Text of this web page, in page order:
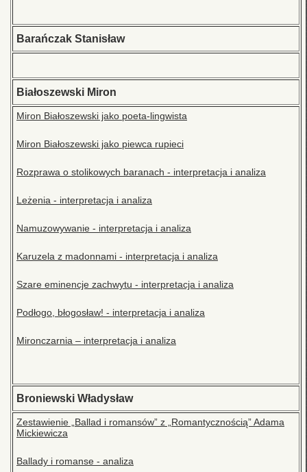
Barańczak Stanisław
Białoszewski Miron
Miron Białoszewski jako poeta-lingwista
Miron Białoszewski jako piewca rupieci
Rozprawa o stolikowych baranach - interpretacja i analiza
Leżenia - interpretacja i analiza
Namuzowywanie - interpretacja i analiza
Karuzela z madonnami - interpretacja i analiza
Szare eminencje zachwytu - interpretacja i analiza
Podłogo, błogosław! - interpretacja i analiza
Mironczarnia – interpretacja i analiza
Broniewski Władysław
Zestawienie „Ballad i romansów” z „Romantycznością” Adama
Mickiewicza
Ballady i romanse - analiza